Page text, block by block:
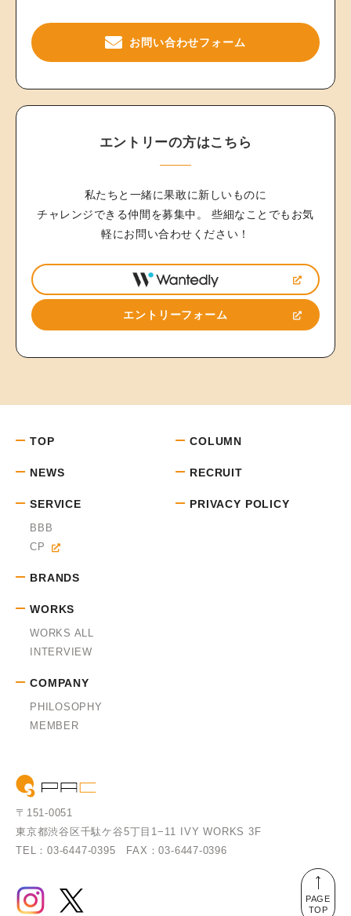
お問い合わせフォーム
エントリーの方はこちら
私たちと一緒に果敢に新しいものに
チャレンジできる仲間を募集中。
些細なことでもお気
軽にお問い合わせください！
エントリーフォーム
TOP
NEWS
SERVICE
BBB
CP
BRANDS
WORKS
WORKS ALL
INTERVIEW
COMPANY
PHILOSOPHY
MEMBER
COLUMN
RECRUIT
PRIVACY POLICY
〒151-0051
東京都渋谷区千駄ケ谷5丁目1−11 IVY WORKS 3F
TEL：03-6447-0395
FAX：03-6447-0396
PAGE
TOP